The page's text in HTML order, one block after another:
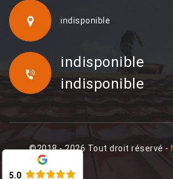
indisponible
indisponible
indisponible
©2018 - 2026 Tout droit réservé -
5.0